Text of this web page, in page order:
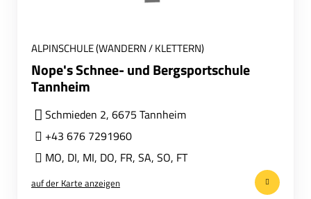
ALPINSCHULE (WANDERN / KLETTERN)
Nope's Schnee- und Bergsportschule
Tannheim
Schmieden 2, 6675 Tannheim
+43 676 7291960
MO, DI, MI, DO, FR, SA, SO, FT
auf der Karte anzeigen